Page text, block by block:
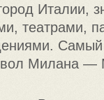
Италии,
театрами,
Милана —